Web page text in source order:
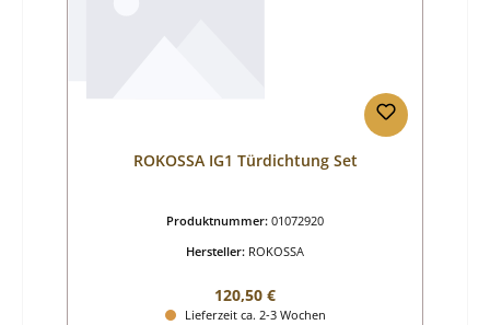
ROKOSSA IG1 Türdichtung Set
Produktnummer: 01072920
Hersteller: ROKOSSA
Regulärer Preis:
120,50 €
Lieferzeit ca. 2-3 Wochen